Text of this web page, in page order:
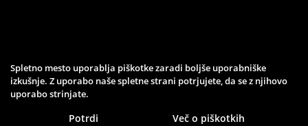
SPREMLJAJTE NAS
Spletno mesto uporablja piškotke zaradi boljše uporabniške
izkušnje. Z uporabo naše spletne strani potrjujete, da se z njihovo
uporabo strinjate.
Potrdi Več o piškotkih